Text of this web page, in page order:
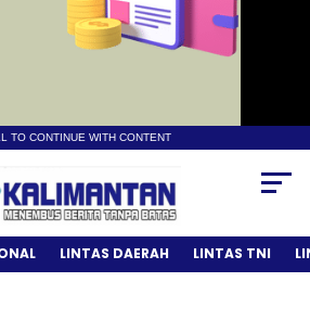
TO CONTINUE WITH CONTENT
LINTAS DAERAH LINTAS TNI